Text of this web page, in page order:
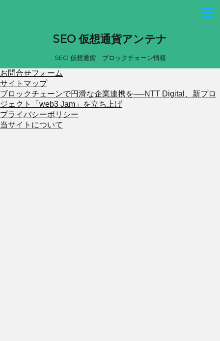
SEO 仮想通貨アンテナ
SEO 仮想通貨 ブロックチェーン情報
お問合せフォーム
サイトマップ
ブロックチェーンで円滑な企業連携を──NTT Digital、新プロ
ジェクト「web3 Jam」を立ち上げ
プライバシーポリシー
当サイトについて